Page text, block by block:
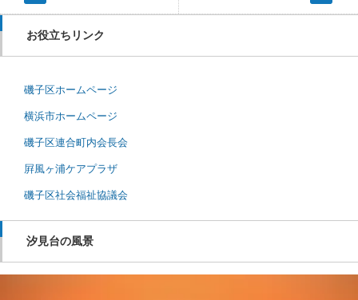
お役立ちリンク
磯子区ホームページ
横浜市ホームページ
磯子区連合町内会長会
屛風ヶ浦ケアプラザ
磯子区社会福祉協議会
汐見台の風景